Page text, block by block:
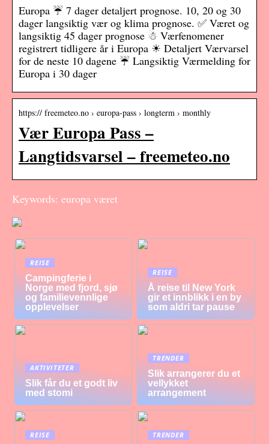
Europa ☔ 7 dager detaljert prognose. 10, 20 og 30
dager langsiktig vær og klima prognose. ✅ Været og
langsiktig 45 dager prognose ☃ Værfenomener
registrert tidligere år i Europa ☀ Detaljert Værvarsel
for de neste 10 dagene ☔ Langsiktig Værmelding for
Europa i 30 dager
https:// freemeteo.no › europa-pass › longterm › monthly
Vær Europa Pass –
Langtidsvarsel – freemeteo.no
Keywords: europa været
REISE
Campingferie i
Norge med fjord, sjø
og familievennlige
opplevelser
REISE
Å reise til New York
gir et innblikk i en by
som aldri tar pause
AKTIVITETER
Slik får du et godt liv
med stomi
TRENDER
Slik arrangerer du et
vellykket
arrangement
REISE TRENDER